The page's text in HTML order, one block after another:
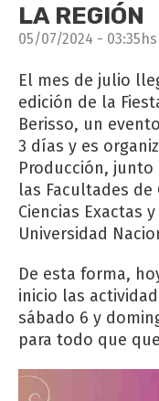
LA REGIÓN
05/07/2024 - 03:35hs
El mes de julio
edición de la
Berisso, un
3 días y es
Producción, junto
las Facultades de
Ciencias Exactas
Universidad
De esta forma,
inicio las
sábado 6 y
para todo que